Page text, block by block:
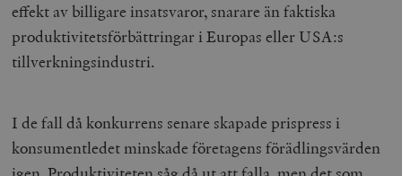
effekt av billigare insatsvaror, snarare än faktiska
produktivitetsförbättringar i Europas eller USA:s
tillverkningsindustri.
I de fall då konkurrens senare skapade prispress i
konsumentledet minskade företagens förädlingsvärden